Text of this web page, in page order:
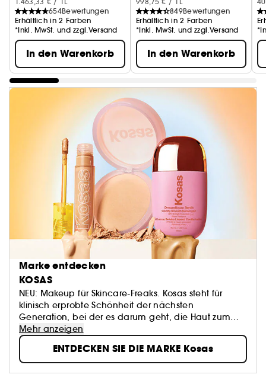
654Bewertungen
Erhältlich in 2 Farben
*Inkl. MwSt. und zzgl.Versand
In den Warenkorb
849Bewertungen
Erhältlich in 2 Farben
*Inkl. MwSt. und zzgl.Versand
In den Warenkorb
Marke entdecken
KOSAS
NEU: Makeup für Skincare-Freaks. Kosas steht für
klinisch erprobte Schönheit der nächsten
Generation, bei der es darum geht, die Haut zum
Vorschein zu bringen, ihr Ausdruck zu verleihen und
sich in ihr wohlzufühlen.
Mehr anzeigen
ENTDECKEN SIE DIE MARKE Kosas